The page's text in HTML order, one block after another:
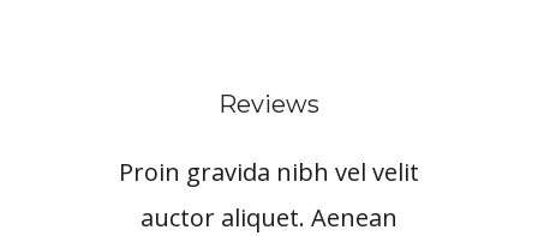
Reviews
Proin gravida nibh vel velit
auctor aliquet. Aenean